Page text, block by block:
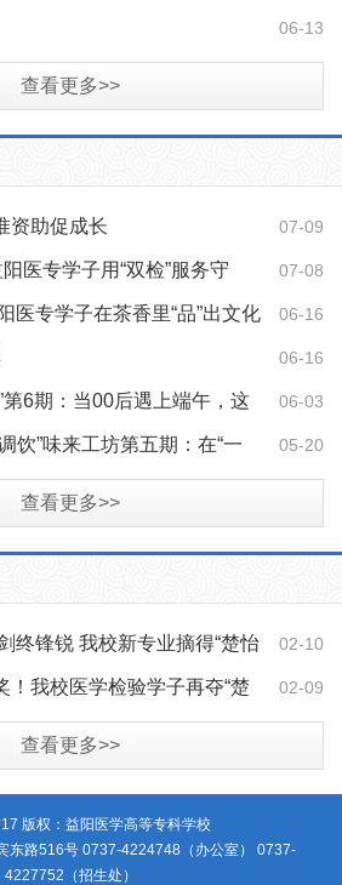
06-13
查看更多>>
07-09
资助促成长
07-08
医专学子用“双检”服务守
06-16
医专学子在茶香里“品”出文化
06-16
06-03
第6期：当00后遇上端午，这
溢 05-20
饮”味来工坊第五期：在“一
查看更多>>
02-10
终锋锐 我校新专业摘得“楚怡
02-09
！我校医学检验学子再夺“楚
查看更多>>
版权：益阳医学高等专科学校
东路516号 0737-4224748（办公室） 0737-
4227752（招生处）